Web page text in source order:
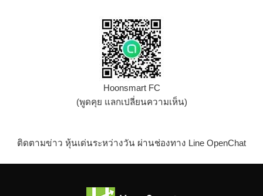
Hoonsmart FC
(พูดคุย แลกเปลี่ยนความเห็น)
ติดตามข่าว หุ้นเด่นระหว่างวัน ผ่านช่องทาง Line OpenChat